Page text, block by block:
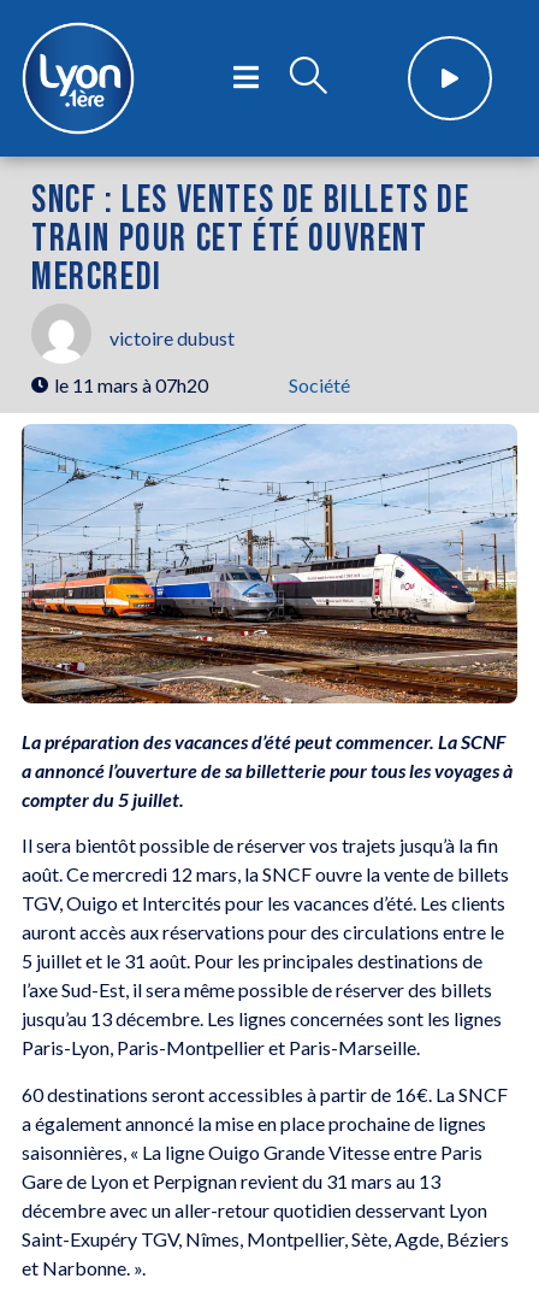
SNCF : LES VENTES DE BILLETS DE
TRAIN POUR CET ÉTÉ OUVRENT
MERCREDI
victoire dubust
le 11 mars à 07h20 Société
La préparation des vacances d’été peut commencer. La SCNF
a annoncé l’ouverture de sa billetterie pour tous les voyages à
compter du 5 juillet.
Il sera bientôt possible de réserver vos trajets jusqu’à la fin
août. Ce mercredi 12 mars, la SNCF ouvre la vente de billets
TGV, Ouigo et Intercités pour les vacances d’été. Les clients
auront accès aux réservations pour des circulations entre le
5 juillet et le 31 août. Pour les principales destinations de
l’axe Sud-Est, il sera même possible de réserver des billets
jusqu’au 13 décembre. Les lignes concernées sont les lignes
Paris-Lyon, Paris-Montpellier et Paris-Marseille.
60 destinations seront accessibles à partir de 16€. La SNCF
a également annoncé la mise en place prochaine de lignes
saisonnières, « La ligne Ouigo Grande Vitesse entre Paris
Gare de Lyon et Perpignan revient du 31 mars au 13
décembre avec un aller-retour quotidien desservant Lyon
Saint-Exupéry TGV, Nîmes, Montpellier, Sète, Agde, Béziers
et Narbonne. ».